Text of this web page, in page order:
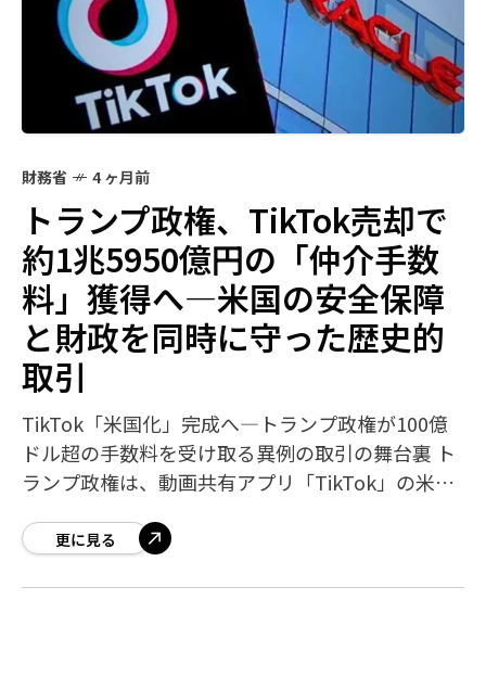
財務省 4 ヶ月前
トランプ政権、TikTok売却で
約1兆5950億円の「仲介手数
料」獲得へ―米国の安全保障
と財政を同時に守った歴史的
取引
TikTok「米国化」完成へ―トランプ政権が100億
ドル超の手数料を受け取る異例の取引の舞台裏 ト
ランプ政権は、動画共有アプリ「TikTok」の米国
却させることに成功し、そ
更に見る